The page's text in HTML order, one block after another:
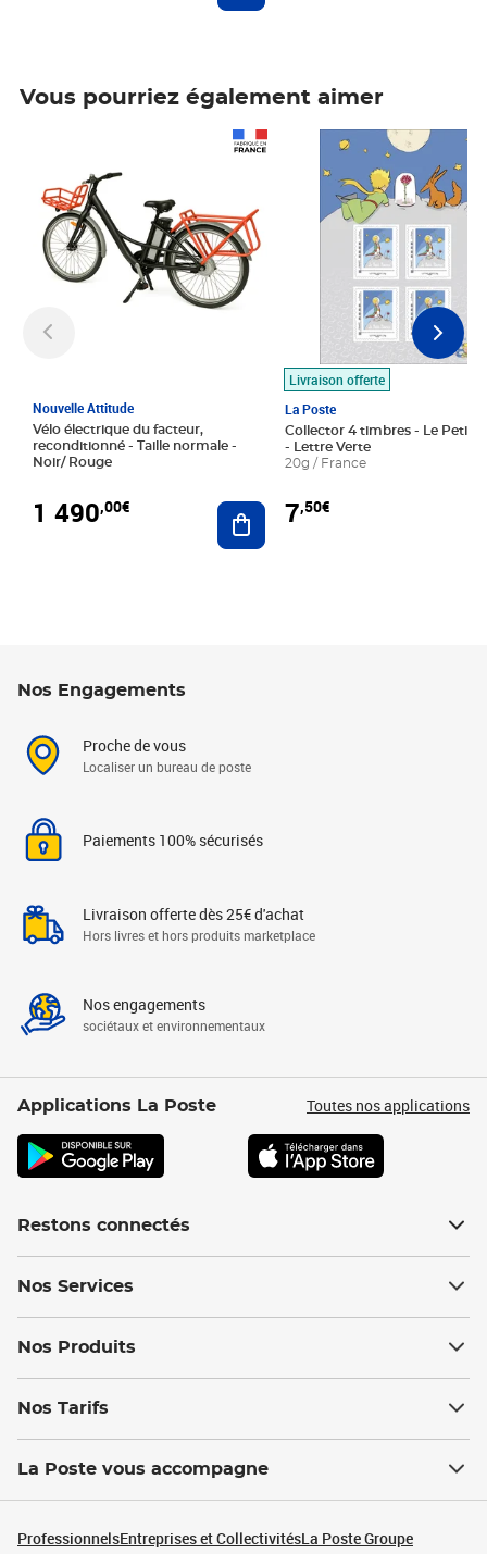
Vous pourriez également aimer
Nouvelle Attitude
Vélo électrique du facteur,
reconditionné - Taille normale -
Noir/ Rouge
1 490,00€ Ajouter au panier
Livraison offerte
La Poste
Collector 4 timbres - Le Petit
- Lettre Verte
20g / France
7,50€
Prix 7,50€
Nos Engagements
Proche de vous
Localiser un bureau de poste
Paiements 100% sécurisés
Livraison offerte dès 25€ d'achat
Hors livres et hors produits marketplace
Nos engagements
sociétaux et environnementaux
Applications La Poste Toutes nos applications
Restons connectés
Nos Services
Nos Produits
Nos Tarifs
La Poste vous accompagne
ProfessionnelsEntreprises et CollectivitésLa Poste Groupe